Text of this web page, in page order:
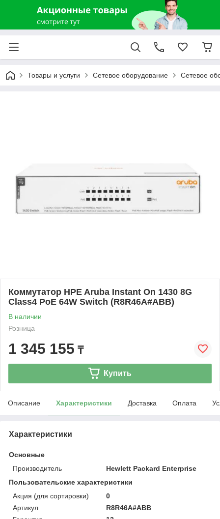
Товары и услуги Сетевое оборудование Сетевое
Коммутатор HPE Aruba Instant On 1430 8G
Class4 PoE 64W Switch (R8R46A#ABB)
В наличии
Розница
1 345 155 ₸
Купить
Описание Характеристики Доставка Оплата
Характеристики
Основные
Производитель
Hewlett Packard Enterprise
Пользовательские характеристики
Акция (для сортировки)
0
Артикул
R8R46A#ABB